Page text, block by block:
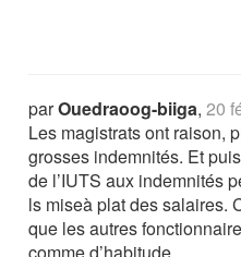
parOuedraoog-biiga,20
Les magistrats ont raison,
grosses indemnités. Et
de l’IUTS aux indemnités
ls miseà plat des salaires.
que les autres